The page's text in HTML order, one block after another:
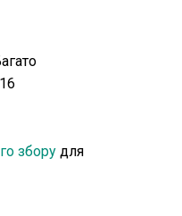
збору для